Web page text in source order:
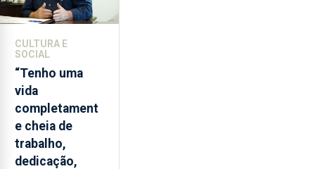
CULTURA E
SOCIAL
“Tenho uma
vida
completament
e cheia de
trabalho,
dedicação,